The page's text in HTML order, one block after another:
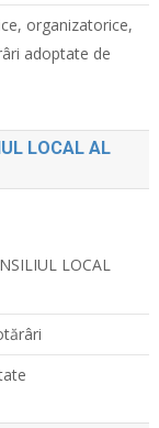
organizatorice,
adoptate de
LOCAL AL
LOCAL